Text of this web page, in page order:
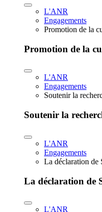
L'ANR
Engagements
Promotion de la
Promotion de la
L'ANR
Engagements
Soutenir la
Soutenir la
L'ANR
Engagements
La déclaration de
La déclaration de
L'ANR